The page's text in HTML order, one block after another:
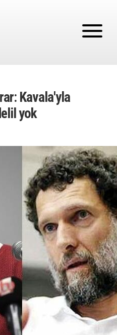
Kavala'yla
yok